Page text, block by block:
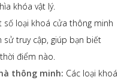
khóa vật lý.
số loại khoá cửa thông minh
sử truy cập, giúp bạn biết
điểm nào.
thông minh: Các loại khoá